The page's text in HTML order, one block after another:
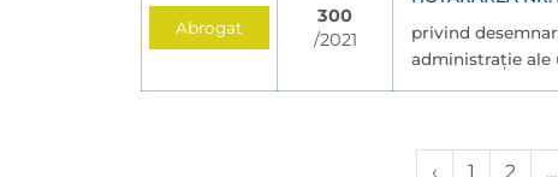
Abrogat
300
/2021
privind
administrație ale
‹ 1 2 ...